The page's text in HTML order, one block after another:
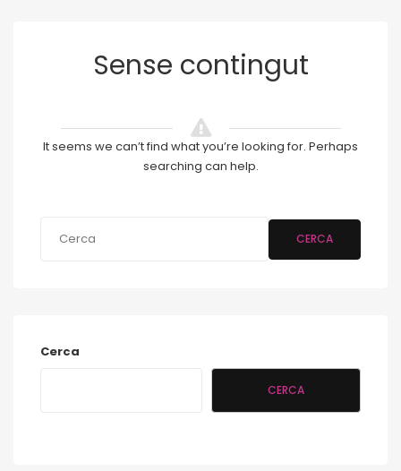
Sense contingut
It seems we can’t find what you’re looking for. Perhaps
searching can help.
CERCA
Cerca
CERCA